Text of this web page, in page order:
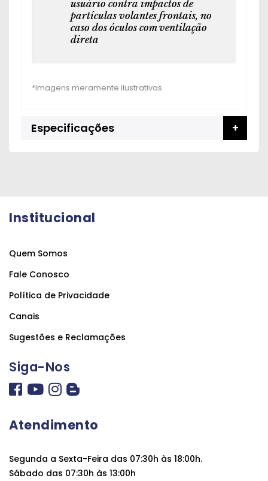
usuário contra impactos de
partículas volantes frontais, no
caso dos óculos com ventilação
direta
Especificações
Institucional
Quem Somos
Fale Conosco
Política de Privacidade
Canais
Sugestões e Reclamações
Siga-Nos
Atendimento
Segunda a Sexta-Feira das 07:30h às 18:00h.
Sábado das 07:30h às 13:00h